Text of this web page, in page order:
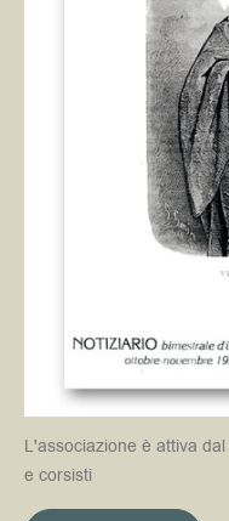
L'associazione è attiva
e corsisti